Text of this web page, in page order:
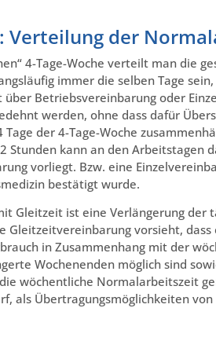
Verteilung der
4-Tage-Woche verteilt man die
immer die selben Tage
Betriebsvereinbarung oder
werden, ohne dass dafür
Tage der 4-Tage-Woche
Stunden kann an den
vorliegt. Bzw. eine
bestätigt wurde.
Gleitzeit ist eine Verlängerung
Gleitzeitvereinbarung vorsieht,
in Zusammenhang mit der
Wochenenden möglich sind
wöchentliche Normalarbeitszeit
als Übertragungsmöglichkeiten